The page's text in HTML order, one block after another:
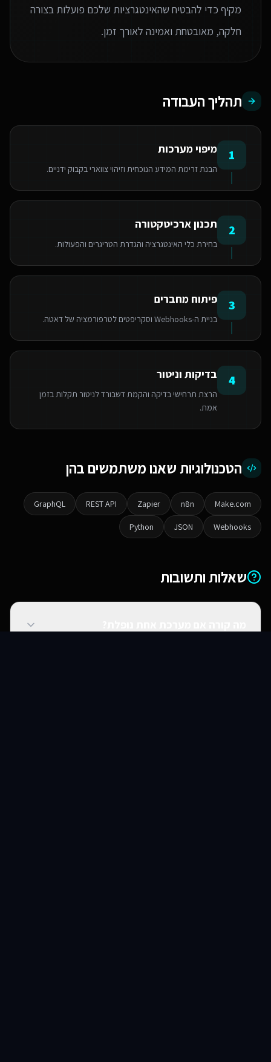
מקיף כדי להבטיח שהאינטגרציות שלכם פועלות בצורה
חלקה, מאובטחת ואמינה לאורך זמן.
תהליך העבודה
1 מיפוי מערכות
הבנת זרימת המידע הנוכחית וזיהוי צווארי בקבוק ידניים.
2 תכנון ארכיטקטורה
בחירת כלי האינטגרציה והגדרת הטריגרים והפעולות.
3 פיתוח מחברים
בניית ה-Webhooks וסקריפטים לטרפורמציה של דאטה.
4 בדיקות וניטור
הרצת תרחישי בדיקה והקמת דשבורד לניטור תקלות בזמן
אמת.
הטכנולוגיות שאנו משתמשים בהן
Make.com
n8n
Zapier
REST API
GraphQL
Webhooks
JSON
Python
שאלות ותשובות